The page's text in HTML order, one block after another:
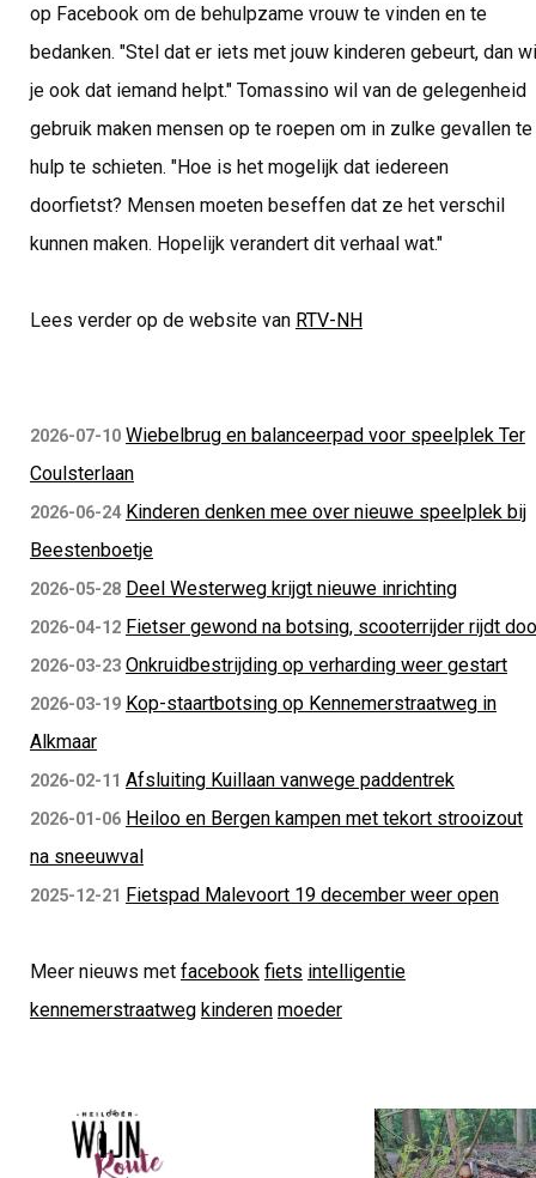
op Facebook om de behulpzame vrouw te vinden en te
bedanken. "Stel dat er iets met jouw kinderen gebeurt, dan
je ook dat iemand helpt." Tomassino wil van de gelegenheid
gebruik maken mensen op te roepen om in zulke gevallen te
hulp te schieten. "Hoe is het mogelijk dat iedereen
doorfietst? Mensen moeten beseffen dat ze het verschil
kunnen maken. Hopelijk verandert dit verhaal wat."
Lees verder op de website van RTV-NH
2026-07-10 Wiebelbrug en balanceerpad voor speelplek Ter
Coulsterlaan
2026-06-24 Kinderen denken mee over nieuwe speelplek bij
Beestenboetje
2026-05-28 Deel Westerweg krijgt nieuwe inrichting
2026-04-12 Fietser gewond na botsing, scooterrijder rijdt
2026-03-23 Onkruidbestrijding op verharding weer gestart
2026-03-19 Kop-staartbotsing op Kennemerstraatweg in
Alkmaar
2026-02-11 Afsluiting Kuillaan vanwege paddentrek
2026-01-06 Heiloo en Bergen kampen met tekort strooizout
na sneeuwval
2025-12-21 Fietspad Malevoort 19 december weer open
Meer nieuws met facebook fiets intelligentie
kennemerstraatweg kinderen moeder